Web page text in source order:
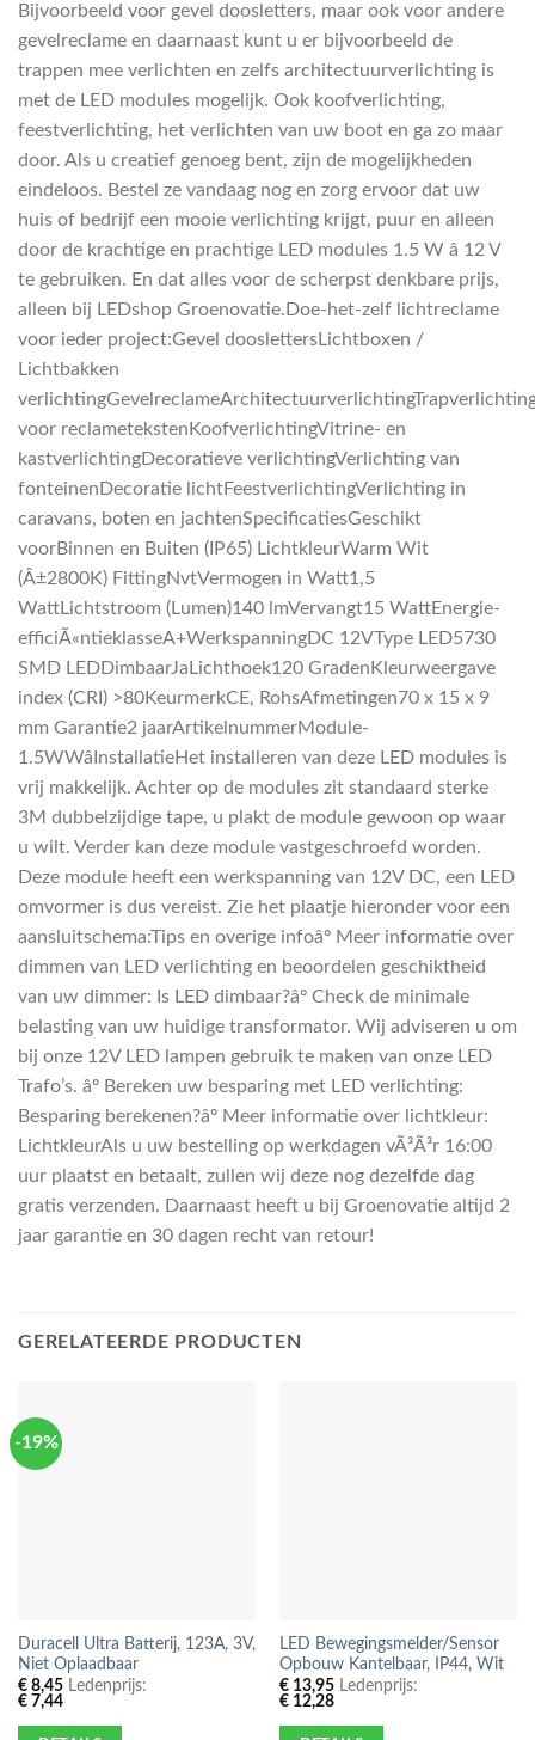
Bijvoorbeeld voor gevel doosletters, maar ook voor andere
gevelreclame en daarnaast kunt u er bijvoorbeeld de
trappen mee verlichten en zelfs architectuurverlichting is
met de LED modules mogelijk. Ook koofverlichting,
feestverlichting, het verlichten van uw boot en ga zo maar
door. Als u creatief genoeg bent, zijn de mogelijkheden
eindeloos. Bestel ze vandaag nog en zorg ervoor dat uw
huis of bedrijf een mooie verlichting krijgt, puur en alleen
door de krachtige en prachtige LED modules 1.5 W â 12 V
te gebruiken. En dat alles voor de scherpst denkbare prijs,
alleen bij LEDshop Groenovatie.Doe-het-zelf lichtreclame
voor ieder project:Gevel dooslettersLichtboxen /
Lichtbakken
voor reclametekstenKoofverlichtingVitrine- en
kastverlichtingDecoratieve verlichtingVerlichting van
fonteinenDecoratie lichtFeestverlichtingVerlichting in
caravans, boten en jachtenSpecificatiesGeschikt
voorBinnen en Buiten (IP65) LichtkleurWarm Wit
(Â±2800K) FittingNvtVermogen in Watt1,5
WattLichtstroom (Lumen)140 lmVervangt15 WattEnergie-
efficiÃ«ntieklasseA+WerkspanningDC 12VType LED5730
SMD LEDDimbaarJaLichthoek120 GradenKleurweergave
index (CRI) >80KeurmerkCE, RohsAfmetingen70 x 15 x 9
mm Garantie2 jaarArtikelnummerModule-
1.5WWâInstallatieHet installeren van deze LED modules is
vrij makkelijk. Achter op de modules zit standaard sterke
3M dubbelzijdige tape, u plakt de module gewoon op waar
u wilt. Verder kan deze module vastgeschroefd worden.
Deze module heeft een werkspanning van 12V DC, een LED
omvormer is dus vereist. Zie het plaatje hieronder voor een
aansluitschema:Tips en overige infoâº Meer informatie over
dimmen van LED verlichting en beoordelen geschiktheid
van uw dimmer: Is LED dimbaar?âº Check de minimale
belasting van uw huidige transformator. Wij adviseren u om
bij onze 12V LED lampen gebruik te maken van onze LED
Trafo’s. âº Bereken uw besparing met LED verlichting:
Besparing berekenen?âº Meer informatie over lichtkleur:
LichtkleurAls u uw bestelling op werkdagen vÃ³Ã³r 16:00
uur plaatst en betaalt, zullen wij deze nog dezelfde dag
gratis verzenden. Daarnaast heeft u bij Groenovatie altijd 2
jaar garantie en 30 dagen recht van retour!
GERELATEERDE PRODUCTEN
-19%
Duracell Ultra Batterij, 123A, 3V,
Niet Oplaadbaar
€8,45Ledenprijs:
€7,44
LED Bewegingsmelder/Sensor
Opbouw Kantelbaar, IP44, Wit
€13,95Ledenprijs:
€12,28